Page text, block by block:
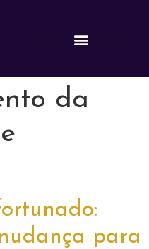
da
para